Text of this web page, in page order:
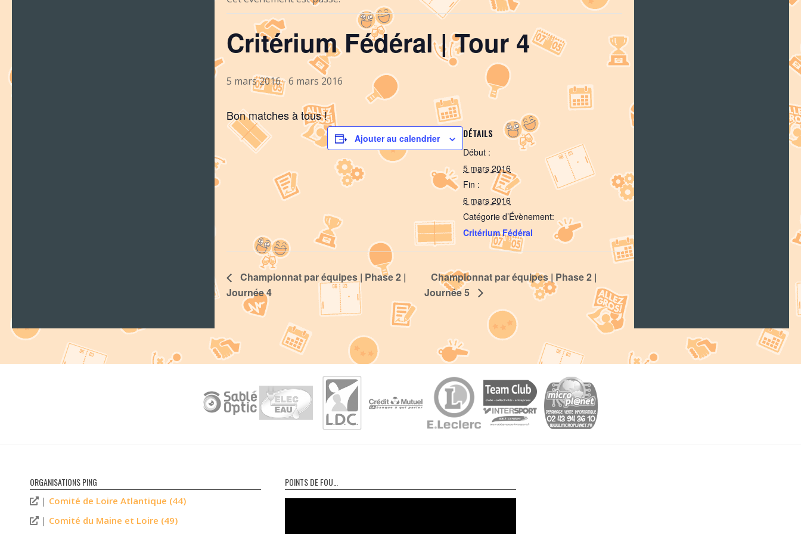
Critérium Fédéral | Tour 4
5 mars 2016-6 mars 2016
Bon matches à tous !
Ajouter au calendrier DÉTAILS
Début :
5 mars 2016
Fin :
6 mars 2016
Catégorie d’Évènement:
Critérium Fédéral
Championnat par équipes | Phase 2 |
Journée 4
Championnat par équipes | Phase 2 |
Journée 5
ORGANISATIONS PING
| Comité de Loire Atlantique (44)
| Comité du Maine et Loire (49)
POINTS DE FOU…